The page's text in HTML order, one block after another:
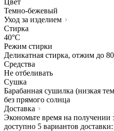
Цвет
Темно-бежевый
Уход за изделием
Стирка
40°C
Режим стирки
Деликатная стирка, отжим до
Средства
Не отбеливать
Сушка
Барабанная сушилка (низкая
без прямого солнца
Доставка
Экономьте время на получении
доступно 5 вариантов доставки: